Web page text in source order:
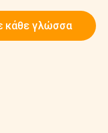
κάθε γλώσσα